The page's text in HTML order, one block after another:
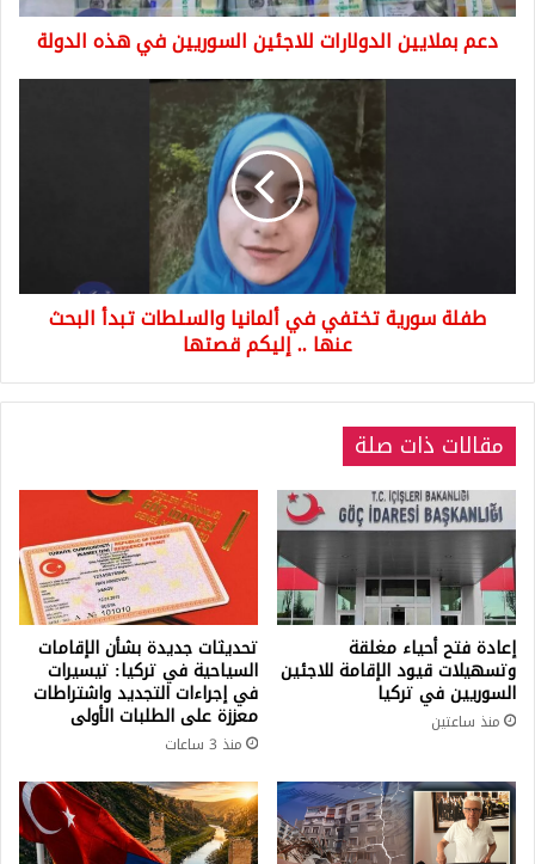
دعم بملايين الدولارات للاجئين السوريين في هذه الدولة
عنها
طفلة سورية تختفي في ألمانيا والسلطات تبدأ البحث
عنها .. إليكم قصتها
مقالات ذات صلة
إعادة فتح أحياء مغلقة
وتسهيلات قيود الإقامة للاجئين
السوريين في تركيا
منذ ساعتين
تحديثات جديدة بشأن الإقامات
السياحية في تركيا: تيسيرات
في إجراءات التجديد واشتراطات
معززة على الطلبات الأولى
منذ 3 ساعات